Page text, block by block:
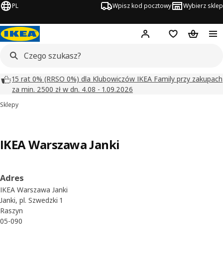
PL Wpisz kod pocztowy Wybierz sklep
Hej! Zaloguj się
Lista zakupowa
Koszyk
15 rat 0% (RRSO 0%) dla Klubowiczów IKEA Family przy zakupach
za min. 2500 zł w dn. 4.08 - 1.09.2026
Sklepy
IKEA Warszawa Janki
Adres
IKEA Warszawa Janki
Janki, pl. Szwedzki 1
Raszyn
05-090